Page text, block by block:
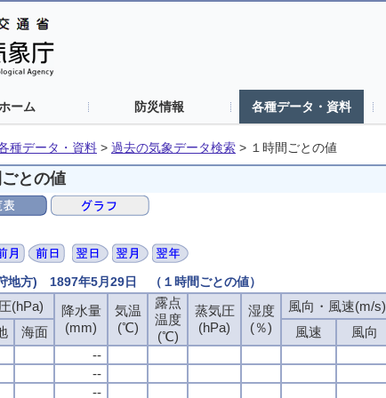
ーム 防災情報 各種データ・資料
種データ・資料 > 過去の気象データ検索 > １時間ごとの値
との値
地方) 1897年5月29日 （１時間ごとの値）
(hPa)
降水量
(mm)
気温
(℃)
露点
温度
(℃)
蒸気圧
(hPa)
湿度
(％)
風向・風速(m/s)
海面 風速 風向
--
--
--